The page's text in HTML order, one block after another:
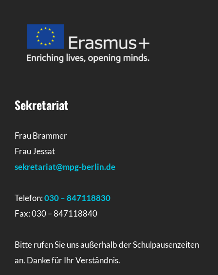
Sekretariat
Frau Brammer
Frau Jessat
sekretariat@mpg-berlin.de
Telefon:030 – 847118830
Fax: 030 – 847118840
Bitte rufen Sie uns außerhalb der Schulpausenzeiten
an. Danke für Ihr Verständnis.